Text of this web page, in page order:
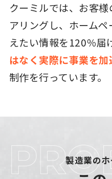
クーミルでは、お客
アリングし、ホーム
えたい情報を120％届
はなく実際に事業を
制作を行っています。
製造業の